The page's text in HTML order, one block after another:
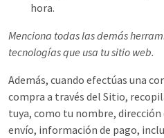
hora.
Menciona todas las demás
tecnologías que usa tu sitio web.
Además, cuando efectúas una
compra a través del Sitio,
tuya, como tu nombre,
envío, información de pago,